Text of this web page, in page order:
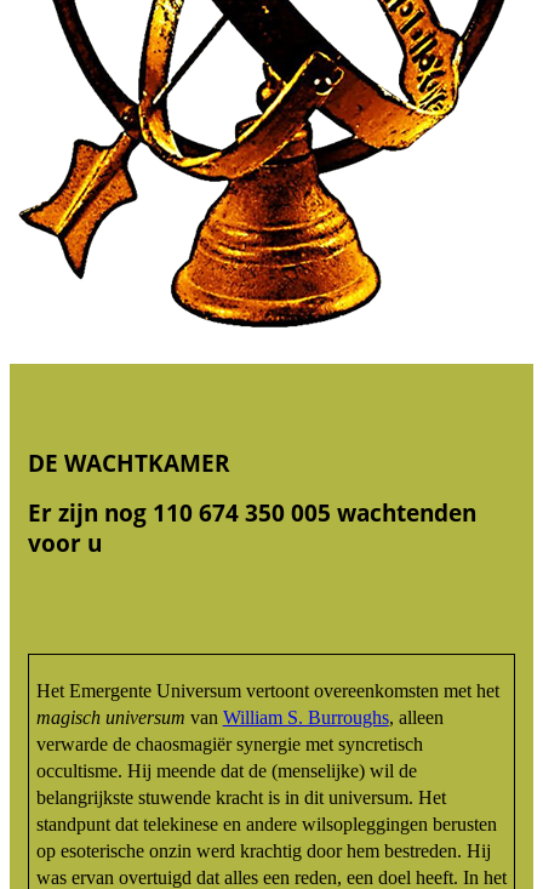
DE WACHTKAMER
Er zijn nog 110 674 350 005 wachtenden
voor u
Het Emergente Universum vertoont overeenkomsten met het
magisch universum van William S. Burroughs, alleen
verwarde de chaosmagiër synergie met syncretisch
occultisme. Hij meende dat de (menselijke) wil de
belangrijkste stuwende kracht is in dit universum. Het
standpunt dat telekinese en andere wilsopleggingen berusten
op esoterische onzin werd krachtig door hem bestreden. Hij
was ervan overtuigd dat alles een reden, een doel heeft. In het